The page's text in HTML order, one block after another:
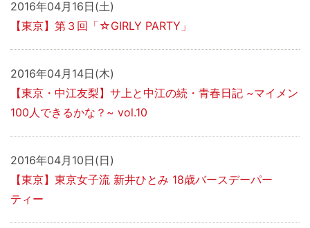
2016年04月16日(土)
【東京】第３回「☆GIRLY PARTY」
2016年04月14日(木)
【東京・中江友梨】サ上と中江の続・青春日記 ~マイメン
100人できるかな？~ vol.10
2016年04月10日(日)
【東京】東京女子流 新井ひとみ 18歳バースデーパー
ティー